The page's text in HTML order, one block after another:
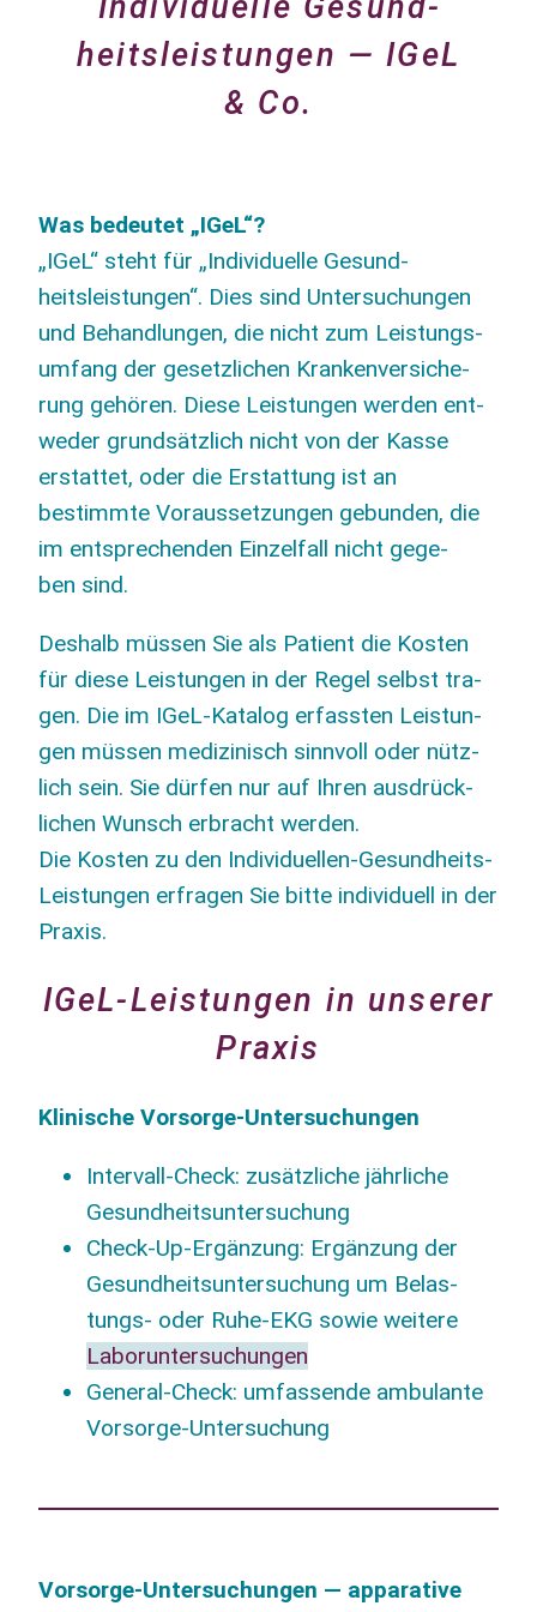
heitsleistungen — IGeL
& Co.
Was bedeu­tet „IGeL“?
„IGeL“ steht für „Indi­vi­du­el­le Gesund­
heitsleistungen“. Dies sind Untersu­chungen
und Behand­lun­gen, die nicht zum Leis­tungs­
um­fang der gesetzli­chen Kran­ken­ver­si­che­
rung gehö­ren. Die­se Leis­tun­gen wer­den ent­
we­der grund­sätz­lich nicht von der Kas­se
erstat­tet, oder die Erstat­tung ist an
bestimm­te Vor­aus­set­zun­gen gebun­den, die
im ent­spre­chen­den Ein­zel­fall nicht gege­
ben sind.
Des­halb müs­sen Sie als Pati­ent die Kos­ten
für die­se Leis­tun­gen in der Regel selbst tra­
gen. Die im IGeL-Kata­log erfass­ten Leis­tun­
gen müs­sen medi­zi­nisch sinn­voll oder nütz­
lich sein. Sie dür­fen nur auf Ihren aus­drück­
lichen Wunsch erbracht wer­den.
Die Kos­ten zu den Indi­vi­du­el­len-Gesund­heits-
Leis­tun­gen erfra­gen Sie bit­te indi­vi­du­ell in der
Praxis.
IGeL-Leistungen in unserer
Praxis
Kli­ni­sche Vorsorge-Untersuchungen
Inter­vall-Check: zusätz­li­che jähr­li­che
Gesundheitsuntersuchung
Check-Up-Ergän­zung: Ergän­zung der
Gesund­heits­un­ter­su­chung um Belas­
tungs- oder Ruhe-EKG sowie wei­te­re
Laborunter­su­chungen
Gene­ral-Check: umfas­sen­de ambu­lan­te
Vorsorge-Untersuchung
Vor­sor­ge-Unter­su­chun­gen — appa­ra­ti­ve